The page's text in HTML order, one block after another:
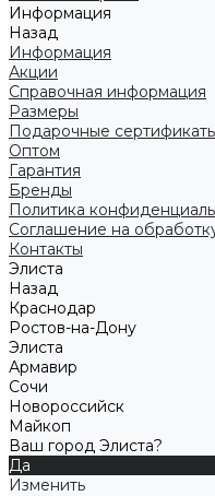
Информация
Назад
Информация
Акции
Справочная информация
Размеры
Подарочные
Оптом
Гарантия
Бренды
Политика
Соглашение на
Контакты
Элиста
Назад
Краснодар
Ростов-на-Дону
Элиста
Армавир
Сочи
Новороссийск
Майкоп
Ваш город Элиста?
Да
Изменить